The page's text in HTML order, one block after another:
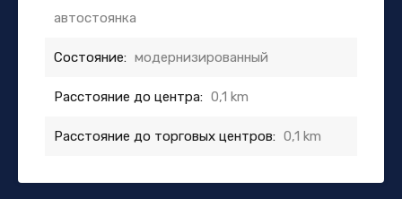
автостоянка
Состояние: модернизированный
Расстояние до центра: 0,1 km
Расстояние до торговых центров: 0,1 km